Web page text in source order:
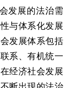
发展的法治需
与体系化发展
发展体系包括
系、有机统一
经济社会发展